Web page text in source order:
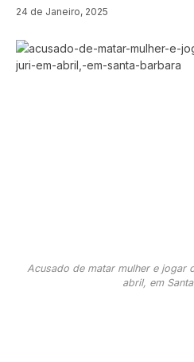
24 de Janeiro, 2025
Acusado de matar mulher e jogar
abril, em